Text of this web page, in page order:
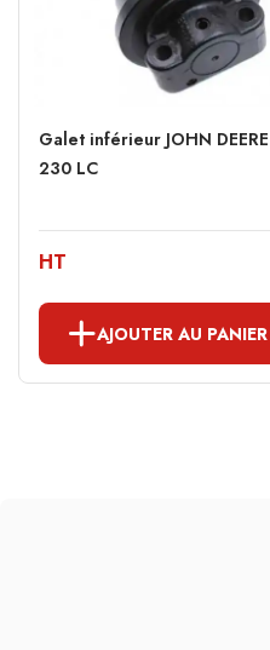
Galet inférieur JOHN DEERE
230 LC
HT
AJOUTER AU PANIER